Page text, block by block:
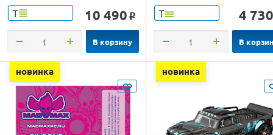
Т 10 490 o
В корзину
Т 4 730
В
новинка новинка